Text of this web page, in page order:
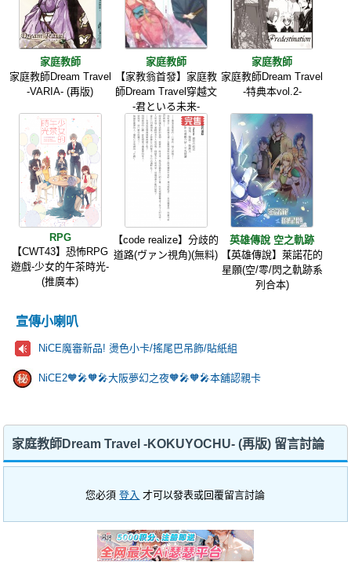
家庭教師
家庭教師Dream Travel
-VARIA- (再版)
家庭教師
【家教翁首發】家庭教
師Dream Travel穿越文
-君といる未来-
家庭教師
家庭教師Dream Travel
-特典本vol.2-
RPG
【CWT43】恐怖RPG
遊戲-少女的午茶時光-
(推廣本)
【code realize】分歧的
道路(ヴァン視角)(無料)
英雄傳說 空之軌跡
【英雄傳說】萊諾花的
星願(空/零/閃之軌跡系
列合本)
宣傳小喇叭
NiCE魔審新品! 燙色小卡/搖尾巴吊飾/貼紙組
NiCE2🧡🎤🧡🎤大阪夢幻之夜🧡🎤🧡🎤本舖認親卡
家庭教師Dream Travel -KOKUYOCHU- (再版) 留言討論
您必須登入 才可以發表或回覆留言討論